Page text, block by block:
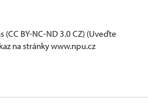
(CC BY-NC-ND 3.0 CZ) (Uveďte
na stránky www.npu.cz